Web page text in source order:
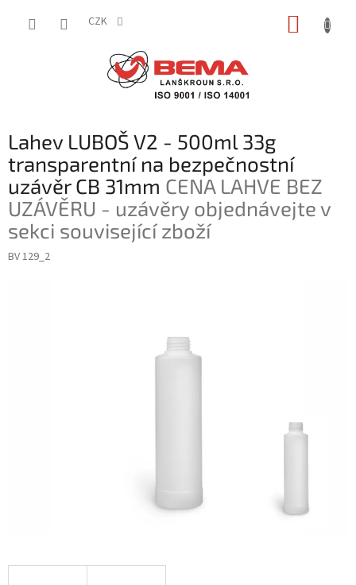
CZK
Lahev LUBOŠ V2 - 500ml 33g
transparentní na bezpečnostní
uzávěr CB 31mm CENA LAHVE BEZ
UZÁVĚRU - uzávěry objednávejte v
sekci související zboží
BV 129_2